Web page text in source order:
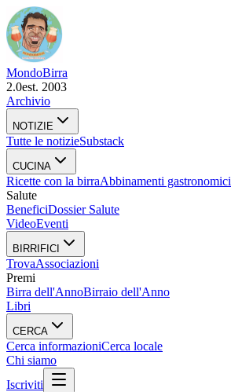
MondoBirra
2.0est. 2003
Archivio
NOTIZIE
Tutte le notizieSubstack
CUCINA
Ricette con la birraAbbinamenti gastronomici
Salute
BeneficiDossier Salute
VideoEventi
BIRRIFICI
TrovaAssociazioni
Premi
Birra dell'AnnoBirraio dell'Anno
Libri
CERCA
Cerca informazioniCerca locale
Chi siamo
Iscriviti